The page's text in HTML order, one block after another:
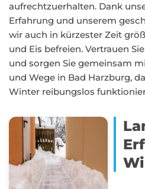
aufrechtzuerhalten. Dank
Erfahrung und unserem
wir auch in kürzester Zeit
und Eis befreien. Vertrauen
und sorgen Sie gemeinsam
und Wege in Bad Harzburg,
Winter reibungslos